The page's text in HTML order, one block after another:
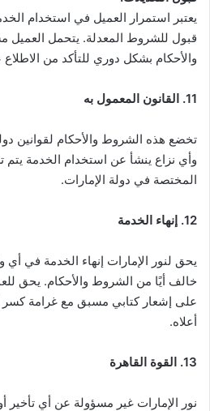
يعتبر استمرار العميل في استخدام
قبول للشروط المعدلة. يتحمل العميل
والأحكام بشكل دوري للتأكد من
11. القانون المعمول به
تخضع هذه الشروط والأحكام لقوانين
وأي نزاع ينشأ عن استخدام الخدمة يتم
المختصة في دولة الإمارات.
12. إنهاء الخدمة
يحق لنور الإمارات إنهاء الخدمة في أي
خالف أيًا من الشروط والأحكام. يحق
على إشعار كتابي مسبق مع غرامة كسر
أعلاه.
13. القوة القاهرة
نور الإمارات غير مسؤولة عن أي